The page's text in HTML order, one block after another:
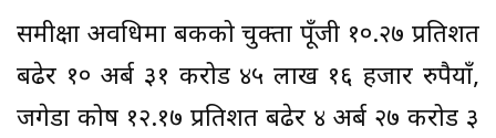
समीक्षा अवधिमा बैंकको चुक्ता पूँजी १०.२७ प्रतिशत
बढेर १० अर्ब ३१ करोड ४५ लाख १६ हजार रुपैयाँ,
जगेडा कोष १२.१७ प्रतिशत बढेर ४ अर्ब २७ करोड ३